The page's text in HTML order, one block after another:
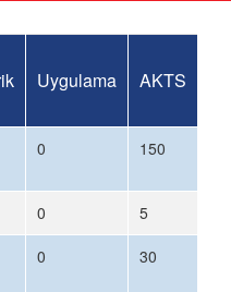
Uygulama AKTS
0 150
0
5
0 30